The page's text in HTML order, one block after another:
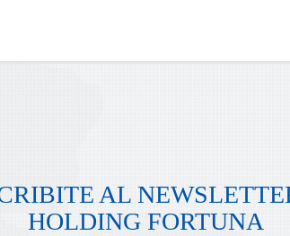
AL
HOLDING FORTUNA